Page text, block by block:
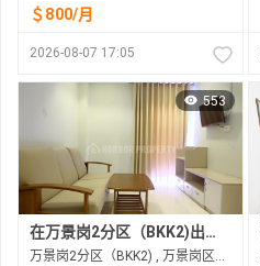
＄800/月
2026-08-07 17:05
553
在万景岗2分区（BKK2)出租的现房公寓
万景岗2分区（BKK2) , 万景岗区（BKK) , 金边市